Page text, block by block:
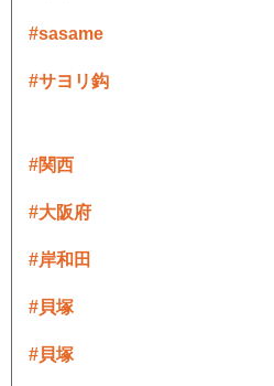
#sasame
#サヨリ鈎
#関西
#大阪府
#岸和田
#貝塚
#貝塚